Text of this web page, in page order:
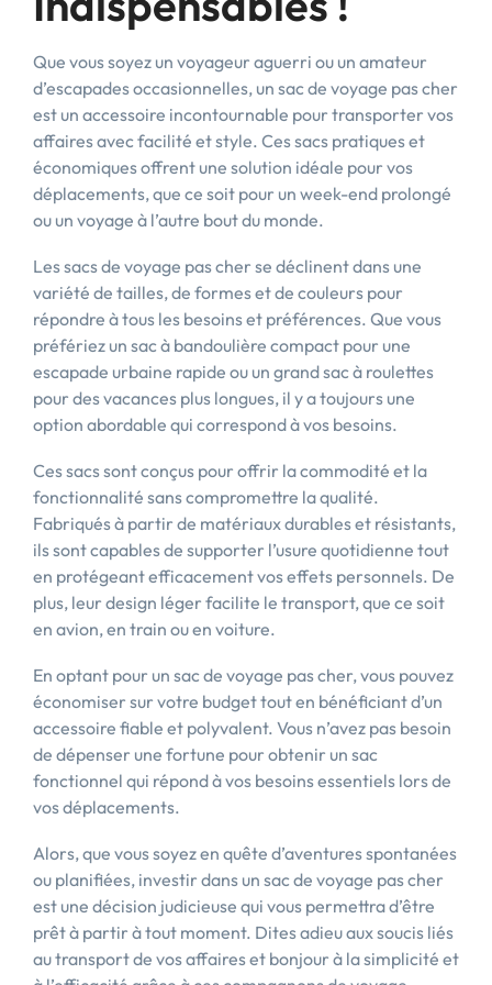
Que vous soyez un voyageur aguerri ou un amateur
d’escapades occasionnelles, un sac de voyage pas cher
est un accessoire incontournable pour transporter vos
affaires avec facilité et style. Ces sacs pratiques et
économiques offrent une solution idéale pour vos
déplacements, que ce soit pour un week-end prolongé
ou un voyage à l’autre bout du monde.
Les sacs de voyage pas cher se déclinent dans une
variété de tailles, de formes et de couleurs pour
répondre à tous les besoins et préférences. Que vous
préfériez un sac à bandoulière compact pour une
escapade urbaine rapide ou un grand sac à roulettes
pour des vacances plus longues, il y a toujours une
option abordable qui correspond à vos besoins.
Ces sacs sont conçus pour offrir la commodité et la
fonctionnalité sans compromettre la qualité.
Fabriqués à partir de matériaux durables et résistants,
ils sont capables de supporter l’usure quotidienne tout
en protégeant efficacement vos effets personnels. De
plus, leur design léger facilite le transport, que ce soit
en avion, en train ou en voiture.
En optant pour un sac de voyage pas cher, vous pouvez
économiser sur votre budget tout en bénéficiant d’un
accessoire fiable et polyvalent. Vous n’avez pas besoin
de dépenser une fortune pour obtenir un sac
fonctionnel qui répond à vos besoins essentiels lors de
vos déplacements.
Alors, que vous soyez en quête d’aventures spontanées
ou planifiées, investir dans un sac de voyage pas cher
est une décision judicieuse qui vous permettra d’être
prêt à partir à tout moment. Dites adieu aux soucis liés
au transport de vos affaires et bonjour à la simplicité et